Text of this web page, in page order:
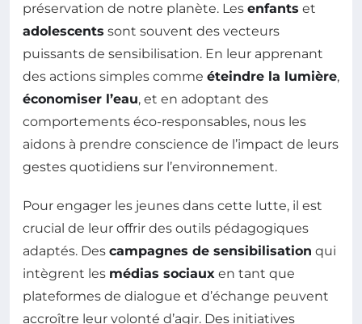
préservation de notre planète. Les enfants et
adolescents sont souvent des vecteurs
puissants de sensibilisation. En leur apprenant
des actions simples comme éteindre la lumière,
économiser l’eau, et en adoptant des
comportements éco-responsables, nous les
aidons à prendre conscience de l’impact de leurs
gestes quotidiens sur l’environnement.
Pour engager les jeunes dans cette lutte, il est
crucial de leur offrir des outils pédagogiques
adaptés. Des campagnes de sensibilisation qui
intègrent les médias sociaux en tant que
plateformes de dialogue et d’échange peuvent
accroître leur volonté d’agir. Des initiatives